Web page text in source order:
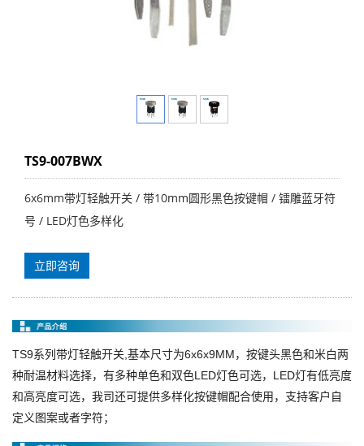
TS9-007BWX
6x6mm带灯轻触开关 / 带10mm圆形黑色按键帽 / 镭雕蓝牙符
号 / LED灯色多样化
立即咨询
TS9系列 带灯轻触开关,基本尺寸为6x6x9MM，按键头黑色和米白两
种耐温材料选择，有多种单色和双色LED灯色可选，LED灯有低亮度
和高亮度可选，我司还可提供多样化按键帽配合使用，支持客户自
定义图案或者字符；